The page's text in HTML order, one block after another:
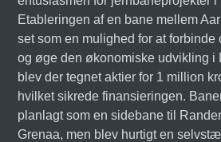
Etableringen af en bane mellem
set som en mulighed for at forbinde
og øge den økonomiske udvikling i
blev der tegnet aktier for 1 million
hvilket sikrede finansieringen.
planlagt som en sidebane til
Grenaa, men blev hurtigt en